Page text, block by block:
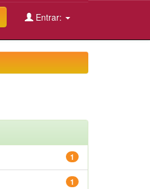
Entrar:
1
1